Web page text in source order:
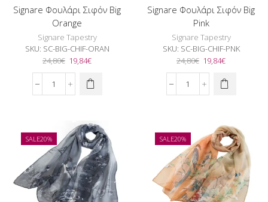
Signare Φουλάρι Σιφόν Big
Orange
Signare Tapestry
SKU: SC-BIG-CHIF-ORAN
24,80€ Original
price
was:
24,80€.
19,84€Η
τιμή
Signare
Orange
ποσότητα
Signare Φουλάρι Σιφόν Big
Pink
Signare Tapestry
SKU: SC-BIG-CHIF-PNK
24,80€ Original
price
was:
24,80€.
19,84€Η
τιμή
Signare
Pink
ποσότητα
SALE20% SALE20%